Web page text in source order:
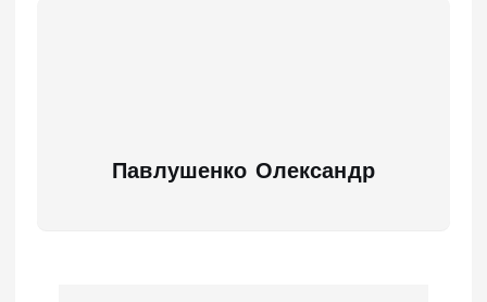
Павлушенко Олександр